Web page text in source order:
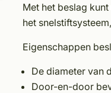
Met het beslag
het
Eigenschappen
De diameter van
Door-en-door